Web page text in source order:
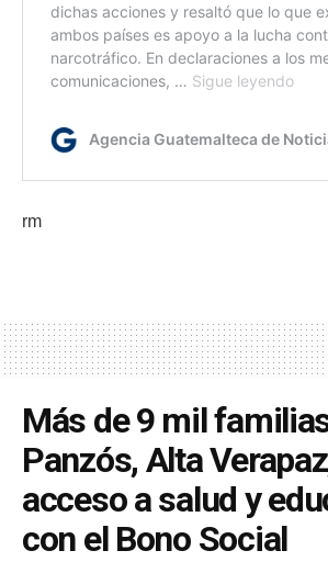
rm
Más de 9 mil
Panzós, Alta
acceso a salud y
con el Bono Social